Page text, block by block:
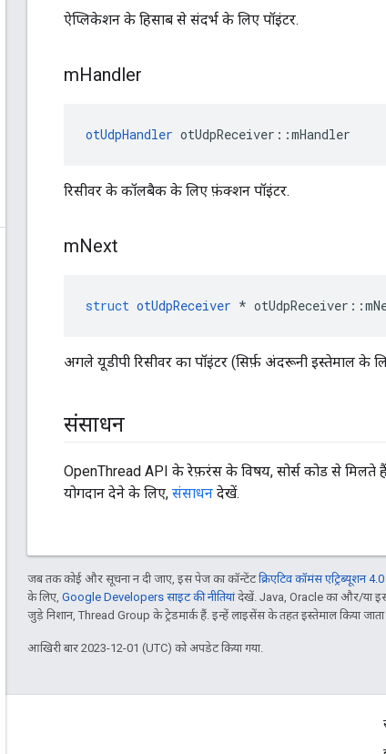
ऐप्लिकेशन के हिसाब से संदर्भ के लिए पॉइंटर.
mHandler
otUdpHandler otUdpReceiver ::mHandler
रिसीवर के कॉलबैक के लिए फ़ंक्शन पॉइंटर.
mNext
struct otUdpReceiver * otUdpReceiver ::
अगले यूडीपी रिसीवर का पॉइंटर (सिर्फ़ अंदरूनी इस्तेमाल के
संसाधन
OpenThread API के रेफ़रंस के विषय, सोर्स कोड से मिलते
योगदान देने के लिए, संसाधन देखें.
जब तक कोई और सूचना न दी जाए, इस पेज का कॉन्टेंटक्रिएटिव कॉमंस एट्रिब्यूशन
के लिए, Google Developers साइट की नीतियांदेखें. Java, Oracle का और/या
जुड़े निशान, Thread Group के ट्रेडमार्क हैं. इन्हें लाइसेंस के तहत इस्तेमाल किया
आखिरी बार 2023-12-01 (UTC) को अपडेट किया गया.